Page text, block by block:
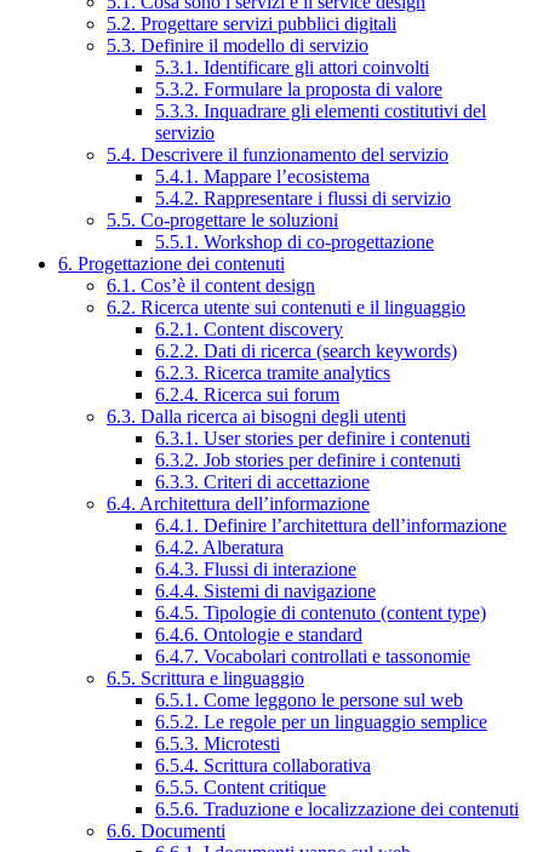
5.2. Progettare servizi pubblici digitali
5.3. Definire il modello di servizio
5.3.1. Identificare gli attori coinvolti
5.3.2. Formulare la proposta di valore
5.3.3. Inquadrare gli elementi costitutivi del
servizio
5.4. Descrivere il funzionamento del servizio
5.4.1. Mappare l’ecosistema
5.4.2. Rappresentare i flussi di servizio
5.5. Co-progettare le soluzioni
5.5.1. Workshop di co-progettazione
6. Progettazione dei contenuti
6.1. Cos’è il content design
6.2. Ricerca utente sui contenuti e il linguaggio
6.2.1. Content discovery
6.2.2. Dati di ricerca (search keywords)
6.2.3. Ricerca tramite analytics
6.2.4. Ricerca sui forum
6.3. Dalla ricerca ai bisogni degli utenti
6.3.1. User stories per definire i contenuti
6.3.2. Job stories per definire i contenuti
6.3.3. Criteri di accettazione
6.4. Architettura dell’informazione
6.4.1. Definire l’architettura dell’informazione
6.4.2. Alberatura
6.4.3. Flussi di interazione
6.4.4. Sistemi di navigazione
6.4.5. Tipologie di contenuto (content type)
6.4.6. Ontologie e standard
6.4.7. Vocabolari controllati e tassonomie
6.5. Scrittura e linguaggio
6.5.1. Come leggono le persone sul web
6.5.2. Le regole per un linguaggio semplice
6.5.3. Microtesti
6.5.4. Scrittura collaborativa
6.5.5. Content critique
6.5.6. Traduzione e localizzazione dei contenuti
6.6. Documenti